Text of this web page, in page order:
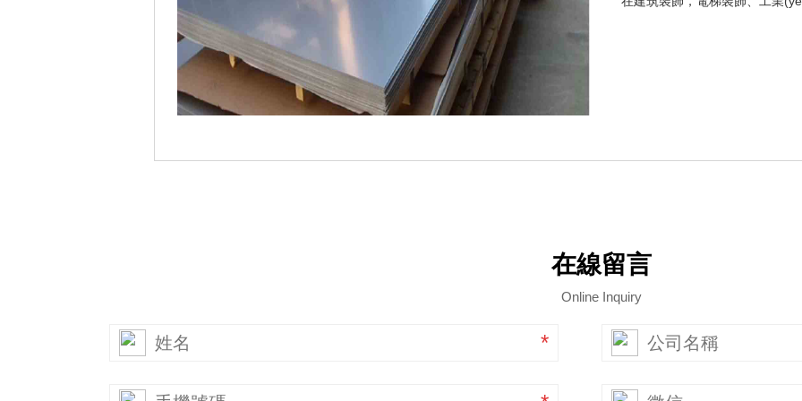
在線留言
Online Inquiry
*